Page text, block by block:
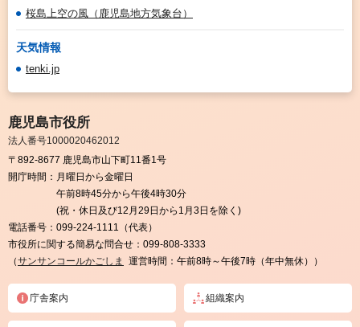
桜島上空の風（鹿児島地方気象台）
天気情報
tenki.jp
鹿児島市役所
法人番号1000020462012
〒892-8677 鹿児島市山下町11番1号
開庁時間： 月曜日から金曜日
午前8時45分から午後4時30分
(祝・休日及び12月29日から1月3日を除く)
電話番号： 099-224-1111（代表）
市役所に関する簡易な問合せ： 099-808-3333
（サンサンコールかごしま 運営時間：午前8時～午後7時（年中無休））
庁舎案内 組織案内